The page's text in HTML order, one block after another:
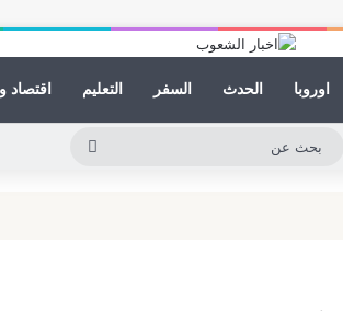
اوروبا الحدث السفر التعليم اقتصاد
المظلم